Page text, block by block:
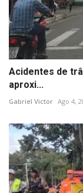
Acidentes de
aproxi...
Gabriel Victor Ago 4,